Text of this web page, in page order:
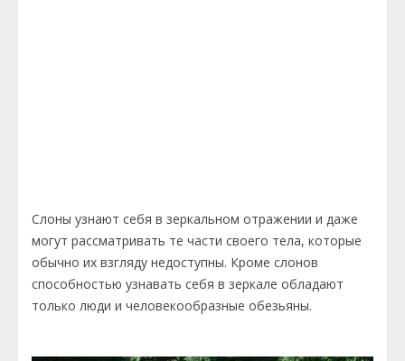
Слоны узнают себя в зеркальном отражении и даже
могут рассматривать те части своего тела, которые
обычно их взгляду недоступны. Кроме слонов
способностью узнавать себя в зеркале обладают
только люди и человекообразные обезьяны.